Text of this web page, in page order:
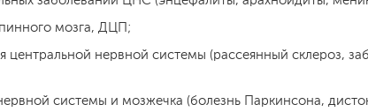
мозга, ДЦП;
нервной системы (рассеянный склероз,
системы и мозжечка (болезнь Паркинсона,